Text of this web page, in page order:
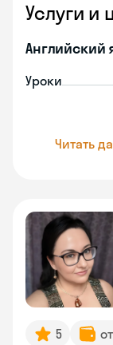
Услуги и
Английский
Уроки
Читать
5